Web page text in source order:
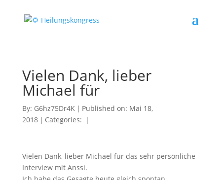
Vielen Dank, lieber
Michael für
By: G6hz75Dr4K | Published on: Mai 18,
2018 | Categories: |
Vielen Dank, lieber Michael für das sehr persönliche
Interview mit Anssi.